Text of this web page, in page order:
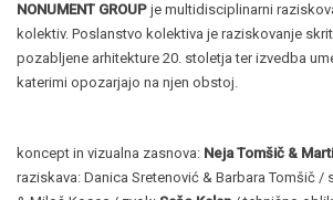
NONUMENT GROUP je multidisciplinarni
kolektiv. Poslanstvo kolektiva je raziskovanje
pozabljene arhitekture 20. stoletja ter izvedba
katerimi opozarjajo na njen obstoj.
koncept in vizualna zasnova: Neja Tomšič &
raziskava: Danica Sretenović & Barbara Tomšič /